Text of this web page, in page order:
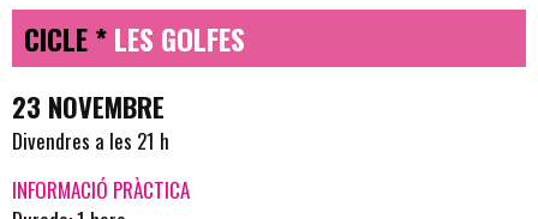
CICLE *LES GOLFES
23 NOVEMBRE
Divendres a les 21 h
INFORMACIÓ PRÀCTICA